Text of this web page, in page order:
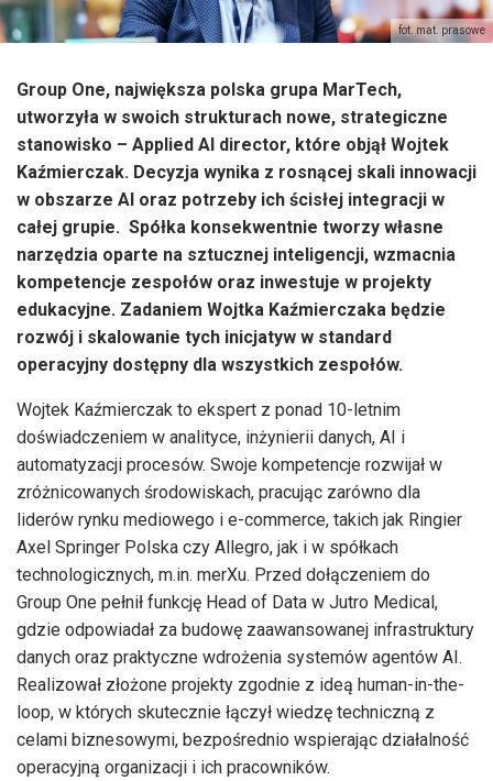
fot. mat. prasowe
Group One, największa polska grupa MarTech,
utworzyła w swoich strukturach nowe, strategiczne
stanowisko – Applied AI director, które objął Wojtek
Kaźmierczak. Decyzja wynika z rosnącej skali innowacji
w obszarze AI oraz potrzeby ich ścisłej integracji w
całej grupie. Spółka konsekwentnie tworzy własne
narzędzia oparte na sztucznej inteligencji, wzmacnia
kompetencje zespołów oraz inwestuje w projekty
edukacyjne. Zadaniem Wojtka Kaźmierczaka będzie
rozwój i skalowanie tych inicjatyw w standard
operacyjny dostępny dla wszystkich zespołów.
Wojtek Kaźmierczak to ekspert z ponad 10-letnim
doświadczeniem w analityce, inżynierii danych, AI i
automatyzacji procesów. Swoje kompetencje rozwijał w
zróżnicowanych środowiskach, pracując zarówno dla
liderów rynku mediowego i e-commerce, takich jak Ringier
Axel Springer Polska czy Allegro, jak i w spółkach
technologicznych, m.in. merXu. Przed dołączeniem do
Group One pełnił funkcję Head of Data w Jutro Medical,
gdzie odpowiadał za budowę zaawansowanej infrastruktury
danych oraz praktyczne wdrożenia systemów agentów AI.
Realizował złożone projekty zgodnie z ideą human-in-the-
loop, w których skutecznie łączył wiedzę techniczną z
celami biznesowymi, bezpośrednio wspierając działalność
operacyjną organizacji i ich pracowników.